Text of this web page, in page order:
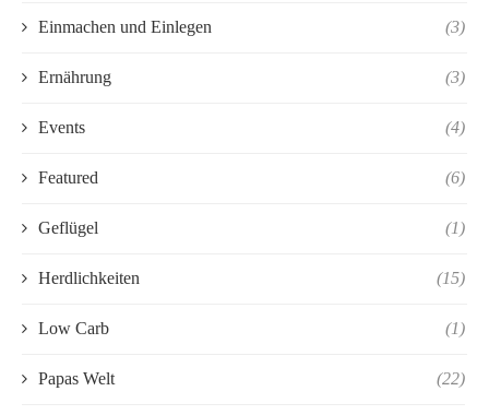
Einmachen und Einlegen (3)
Ernährung (3)
Events (4)
Featured (6)
Geflügel (1)
Herdlichkeiten (15)
Low Carb (1)
Papas Welt (22)